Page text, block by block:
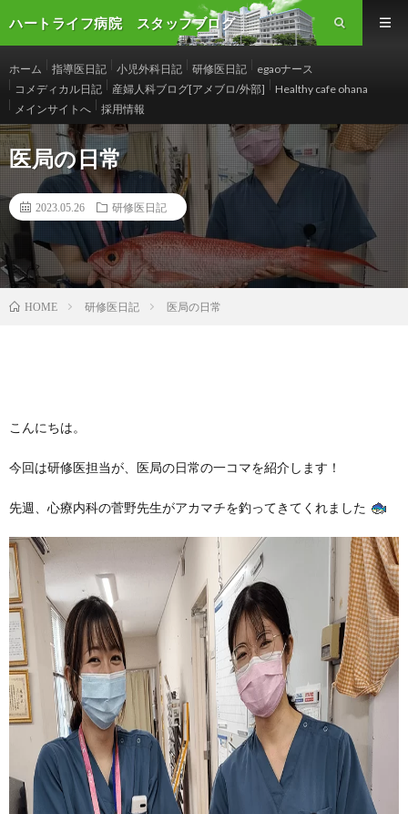
ハートライフ病院 スタッフブログ
ホーム 指導医日記 小児外科日記 研修医日記
egaoナース
コメディカル日記
産婦人科ブログ[アメブロ/外部]
Healthy cafe ohana
メインサイトへ
採用情報
医局の日常
2023.05.26 研修医日記
HOME 研修医日記 医局の日常
こんにちは。
今回は研修医担当が、医局の日常の一コマを紹介します！
先週、心療内科の菅野先生がアカマチを釣ってきてくれました